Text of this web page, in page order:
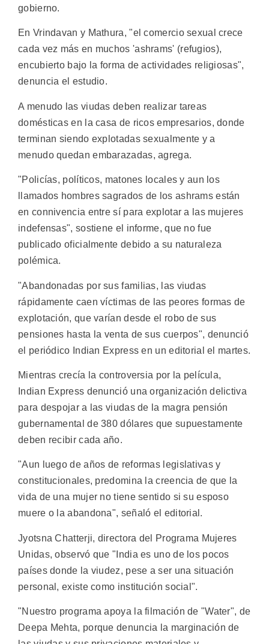
gobierno.
En Vrindavan y Mathura, "el comercio sexual crece
cada vez más en muchos 'ashrams' (refugios),
encubierto bajo la forma de actividades religiosas",
denuncia el estudio.
A menudo las viudas deben realizar tareas
domésticas en la casa de ricos empresarios, donde
terminan siendo explotadas sexualmente y a
menudo quedan embarazadas, agrega.
"Policías, políticos, matones locales y aun los
llamados hombres sagrados de los ashrams están
en connivencia entre sí para explotar a las mujeres
indefensas", sostiene el informe, que no fue
publicado oficialmente debido a su naturaleza
polémica.
"Abandonadas por sus familias, las viudas
rápidamente caen víctimas de las peores formas de
explotación, que varían desde el robo de sus
pensiones hasta la venta de sus cuerpos", denunció
el periódico Indian Express en un editorial el martes.
Mientras crecía la controversia por la película,
Indian Express denunció una organización delictiva
para despojar a las viudas de la magra pensión
gubernamental de 380 dólares que supuestamente
deben recibir cada año.
"Aun luego de años de reformas legislativas y
constitucionales, predomina la creencia de que la
vida de una mujer no tiene sentido si su esposo
muere o la abandona", señaló el editorial.
Jyotsna Chatterji, directora del Programa Mujeres
Unidas, observó que "India es uno de los pocos
países donde la viudez, pese a ser una situación
personal, existe como institución social".
"Nuestro programa apoya la filmación de "Water", de
Deepa Mehta, porque denuncia la marginación de